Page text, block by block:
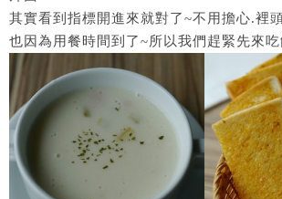
其實看到指標開進來就對了~不用擔心.裡
也因為用餐時間到了~所以我們趕緊先來